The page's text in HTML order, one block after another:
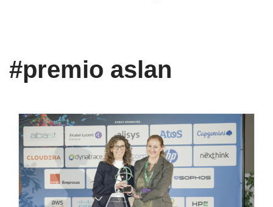
#premio aslan